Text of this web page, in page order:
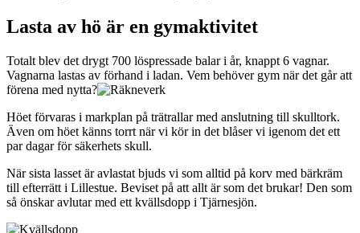
Lasta av hö är en gymaktivitet
Totalt blev det drygt 700 löspressade balar i år, knappt 6 vagnar.
Vagnarna lastas av förhand i ladan. Vem behöver gym när det går att
förena med nytta?
Höet förvaras i markplan på trätrallar med anslutning till skulltork.
Även om höet känns torrt när vi kör in det blåser vi igenom det ett
par dagar för säkerhets skull.
När sista lasset är avlastat bjuds vi som alltid på korv med bärkräm
till efterrätt i Lillestue. Beviset på att allt är som det brukar! Den som
så önskar avlutar med ett kvällsdopp i Tjärnesjön.